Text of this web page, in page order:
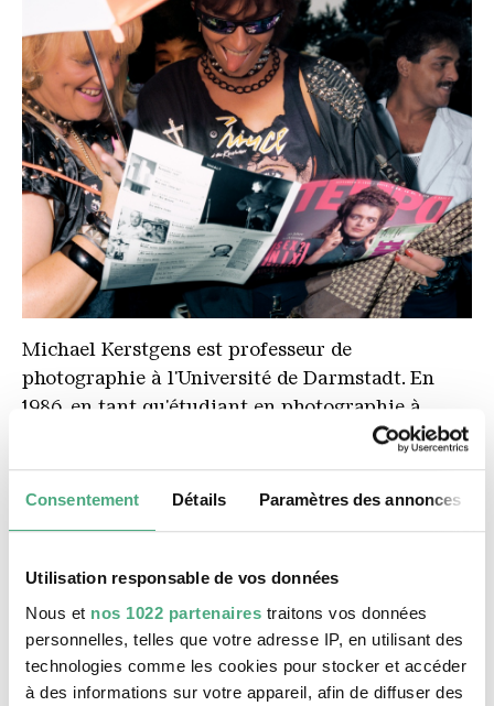
Consentement Détails Paramètres des annonces
Utilisation responsable de vos données
Nous et nos 1022 partenaires traitons vos données
personnelles, telles que votre adresse IP, en utilisant des
technologies comme les cookies pour stocker et accéder
à des informations sur votre appareil, afin de diffuser des
Tempo
Michael Kerstgens est professeur de
photographie à l'Université de Darmstadt. En
1986, en tant qu'étudiant en photographie à
l'Université Folkwang d'Essen, il reçoit une
de caravanes sur le thème de « Loisirs ». Les
d'Essen en octobre 1986. Après, les feuilles de
contact couleur et les films de Kerstgen
disparaissent dans un minable classeur Leitz.
Ses projets photographiques sur la vie juive en
Allemagne, « ZwischenZeiten » (Périodes